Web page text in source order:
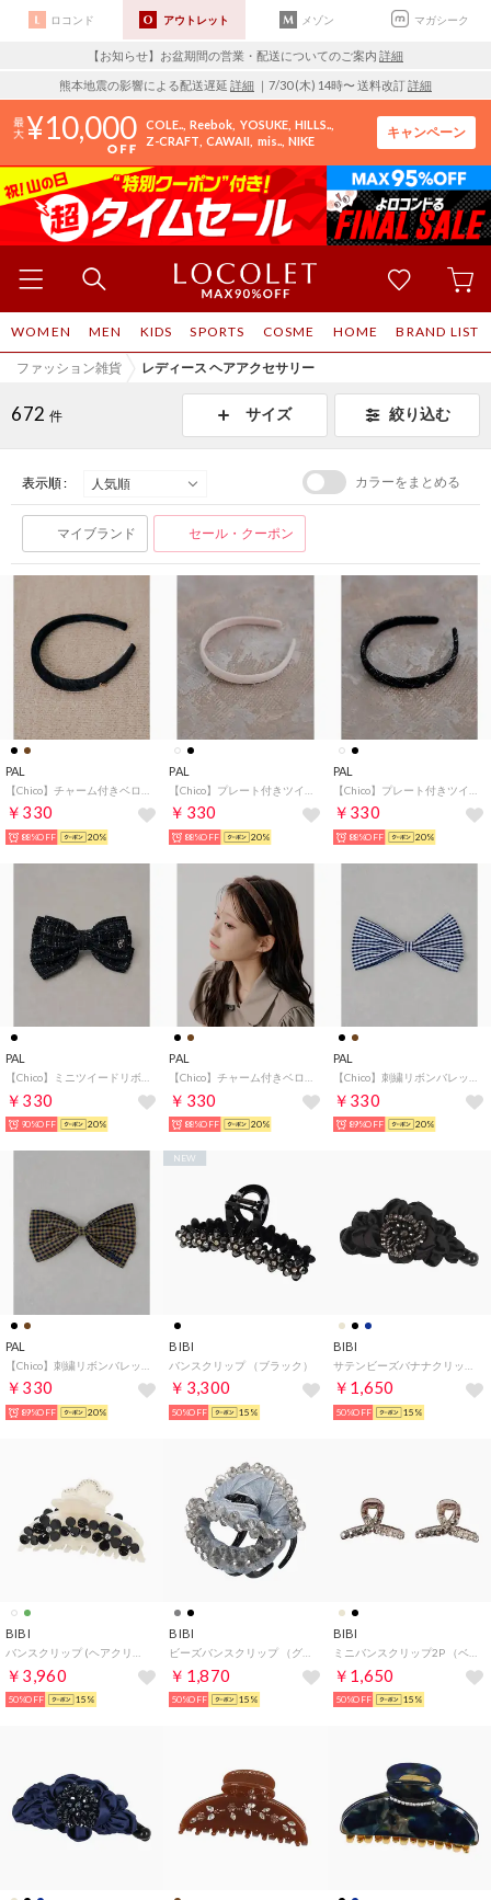
ロコンド アウトレット メゾン マガシーク
【お知らせ】お盆期間の営業・配送についてのご案内 詳細
熊本地震の影響による配送遅延 詳細 ｜7/30 (木) 14時〜 送料改訂詳細
10,000 COLE.. Reebok YOSUKE HILLS..
Z-CRAFT CAWAII mis.. NIKE
キャンペーン
WOMEN MEN KIDS SPORTS COSME HOME BRAND LIST
ファッション雑貨 レディース ヘアアクセサリー
672 件 サイズ 絞り込む
表示順 : カラーをまとめる
マイブランド セール・クーポン
PAL
￥330
88%OFF 20%
PAL
￥330
88%OFF 20%
PAL
￥330
88%OFF 20%
PAL
￥330
90%OFF 20%
PAL
￥330
88%OFF 20%
PAL
￥330
89%OFF 20%
PAL
￥330
89%OFF 20%
BIBI
バンスクリップ （ブラック）
￥3,300
NEW
50%OFF 15%
BIBI
￥1,650
50%OFF 15%
BIBI
￥3,960
50%OFF 15%
BIBI
￥1,870
50%OFF 15%
BIBI
ミニバンスクリップ2P （ベージュ/ヘマタイト）
￥1,650
50%OFF 15%